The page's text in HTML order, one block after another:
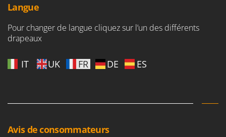
Tellarini Pompe
Telwin
Tenco
Titania
Tre Spade
Trotec
Langue
Pour changer de langue cliquez sur l’un des différents
drapeaux
IT UK FR DE ES
Avis de consommateurs